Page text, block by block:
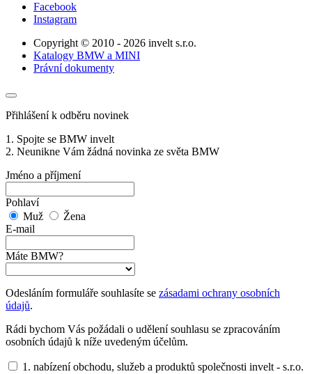
Facebook
Instagram
Copyright © 2010 - 2026 invelt s.r.o.
Katalogy BMW a MINI
Právní dokumenty
Přihlášení k odběru novinek
1. Spojte se BMW invelt
2. Neunikne Vám žádná novinka ze světa BMW
Jméno a příjmení
Pohlaví
Muž
Žena
E-mail
Máte BMW?
Odesláním formuláře souhlasíte se zásadami ochrany osobních
údajů.
Rádi bychom Vás požádali o udělení souhlasu se zpracováním
osobních údajů k níže uvedeným účelům.
1. nabízení obchodu, služeb a produktů společnosti invelt - s.r.o.